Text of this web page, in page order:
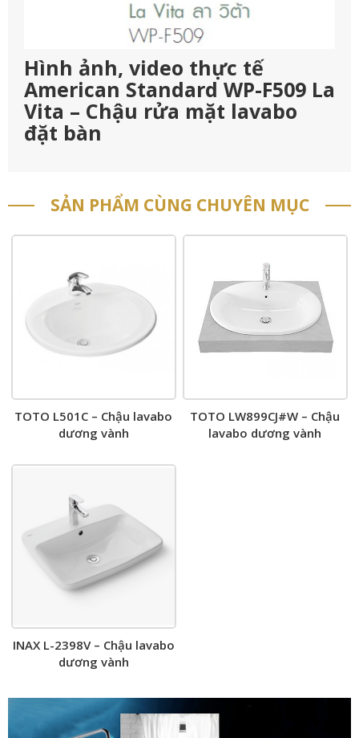
Hình ảnh, video thực tế
American Standard WP-F509 La
Vita – Chậu rửa mặt lavabo
đặt bàn
SẢN PHẨM CÙNG CHUYÊN MỤC
TOTO L501C – Chậu lavabo
dương vành
TOTO LW899CJ#W – Chậu
lavabo dương vành
INAX L-2398V – Chậu lavabo
dương vành